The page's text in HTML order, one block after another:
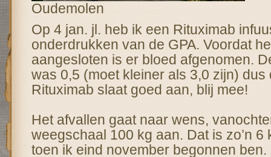
Oudemolen
Op 4 jan. jl. heb ik een Rituximab
onderdrukken van de GPA. Voordat
aangesloten is er bloed afgenomen.
was 0,5 (moet kleiner als 3,0 zijn) dus
Rituximab slaat goed aan, blij mee!
Het afvallen gaat naar wens,
weegschaal 100 kg aan. Dat is zo’n 6
toen ik eind november begonnen